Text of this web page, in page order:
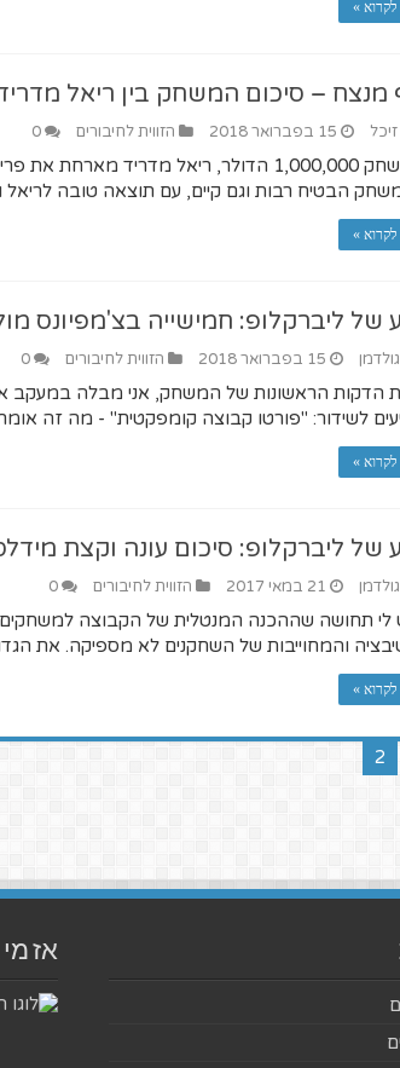
»
מנצח – סיכום המשחק בין ריאל
15 בפברואר 2018 הזווית לחיבורים 0
משחק 1,000,000 הדולר, ריאל מדריד
הבטיח רבות וגם קיים, עם תוצאה טובה לריאל
»
של ליברקלופ: חמישייה בצ'מפיונס
15 בפברואר 2018 הזווית לחיבורים 0
הדקות הראשונות של המשחק, אני מבלה במעקב
לשידור: "פורטו קבוצה קומפקטית" - מה זה
»
של ליברקלופ: סיכום עונה וקצת
21 במאי 2017 הזווית לחיבורים 0
לי תחושה שההכנה המנטלית של הקבוצה למשחקים
והמחוייבות של השחקנים לא מספיקה. את
»
2
אז